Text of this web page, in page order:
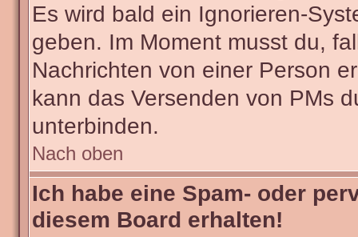
Es wird bald ein Ignorieren-
geben. Im Moment musst du,
Nachrichten von einer Person
kann das Versenden von PMs
unterbinden.
Nach oben
Ich habe eine Spam- oder
diesem Board erhalten!